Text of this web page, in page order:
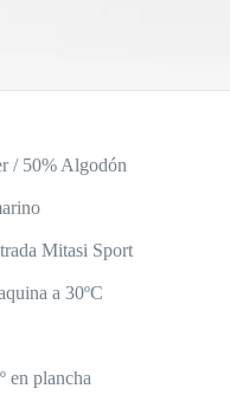
/ 50% Algodón
Mitasi Sport
a 30ºC
en plancha